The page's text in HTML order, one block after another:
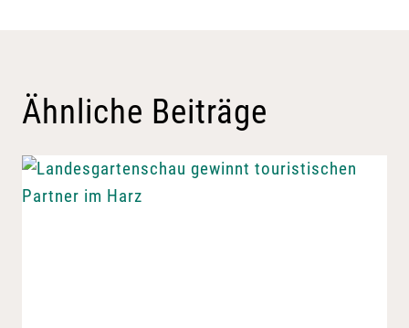
Ähnliche Beiträge